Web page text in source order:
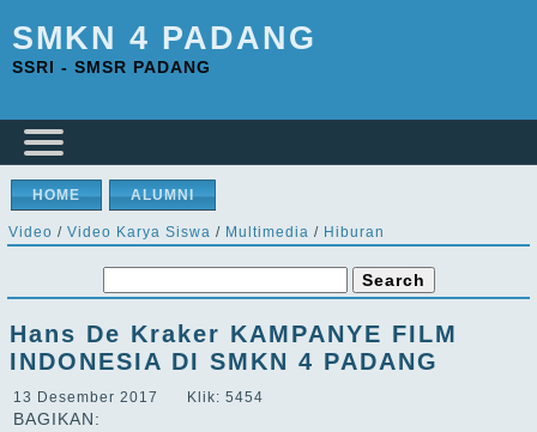
SMKN 4 PADANG
SSRI - SMSR PADANG
HOME ALUMNI
Video / Video Karya Siswa / Multimedia / Hiburan
Hans De Kraker KAMPANYE FILM
INDONESIA DI SMKN 4 PADANG
13 Desember 2017 Klik: 5454
BAGIKAN: